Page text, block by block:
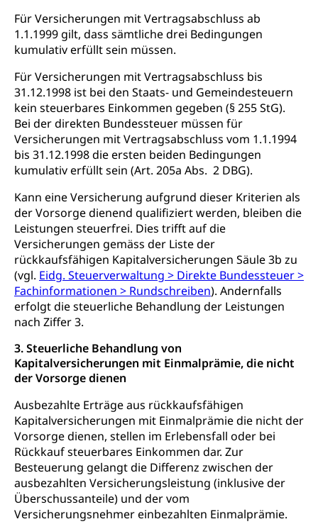
Für Versicherungen mit Vertragsabschluss ab
1.1.1999 gilt, dass sämtliche drei Bedingungen
kumulativ erfüllt sein müssen.
Für Versicherungen mit Vertragsabschluss bis
31.12.1998 ist bei den Staats- und Gemeindesteuern
kein steuerbares Einkommen gegeben (§ 255 StG).
Bei der direkten Bundessteuer müssen für
Versicherungen mit Vertragsabschluss vom 1.1.1994
bis 31.12.1998 die ersten beiden Bedingungen
kumulativ erfüllt sein (Art. 205a Abs. 2 DBG).
Kann eine Versicherung aufgrund dieser Kriterien als
der Vorsorge dienend qualifiziert werden, bleiben die
Leistungen steuerfrei. Dies trifft auf die
Versicherungen gemäss der Liste der
rückkaufsfähigen Kapitalversicherungen Säule 3b zu
(vgl. Eidg. Steuerverwaltung > Direkte Bundessteuer >
Fachinformationen > Rundschreiben). Andernfalls
erfolgt die steuerliche Behandlung der Leistungen
nach Ziffer 3.
3. Steuerliche Behandlung von
Kapitalversicherungen mit Einmalprämie, die nicht
der Vorsorge dienen
Ausbezahlte Erträge aus rückkaufsfähigen
Kapitalversicherungen mit Einmalprämie die nicht der
Vorsorge dienen, stellen im Erlebensfall oder bei
Rückkauf steuerbares Einkommen dar. Zur
Besteuerung gelangt die Differenz zwischen der
ausbezahlten Versicherungsleistung (inklusive der
Überschussanteile) und der vom
Versicherungsnehmer einbezahlten Einmalprämie.
Prävention (Polizei)
Suchtprävention
Sozialhilfe
Kranken- und Unfallversicherung
Krankenversicherung (WAS Luzern)
Existenzsicherung - Sozialhilfe
Soziales und Gesellschaft (Dienststelle)
Opferhilfe
Invalidenversicherung (WAS Luzern)
Soziale Sicherheit
Sucht und Drogen
Drogenabhängigkeit, Drogensucht,
Medikamentenabhängigkeit,
Arzneimittelabhängigkeit, Suchtkrankheit,
Drogenabhängige, Drogensüchtige,
Betäubungsmittel, Suchtmittel, Psychopharmaka
Fachstelle Sucht Region Luzern
Sucht
Gesundheitsversorgung
Ambulant vor stationär, AVOS, Patientendossier
Gesundheitsversorgung
AHV / IV
Altersrente, Invalidenrente, Witwenrente,
Sozialversicherung, Vorsorgeeinrichtung,
Pensionskasse, erste Säule, zweite Säule, dritte
Säule, Hilflosenentschädigung,
Ergänzungsleistungen, Altersvorsorge,
Todesfallversicherung
Hilfslosenentschädigung (WAS Luzern)
AHV-Hinterlassenenrente (WAS Luzern)
AHV-Beiträge (WAS Luzern)
Informationsstelle AHV/IV
Ergänzungsleistungen (EL) (WAS Luzern)
AHV-Altersrente (WAS Luzern)
IV-Leistungen (WAS Luzern)
Behinderung
Körperbehinderung, körperliche Behinderung,
geistige Behinderung, psychische Behinderung,
Erwerbsunfähigkeit, Behinderte
Inklusion im Sport
Menschen mit Behinderungen
Kultur und Medien
Archive und Bibliotheken
Bücher, Bundesarchiv, Landesbibliothek